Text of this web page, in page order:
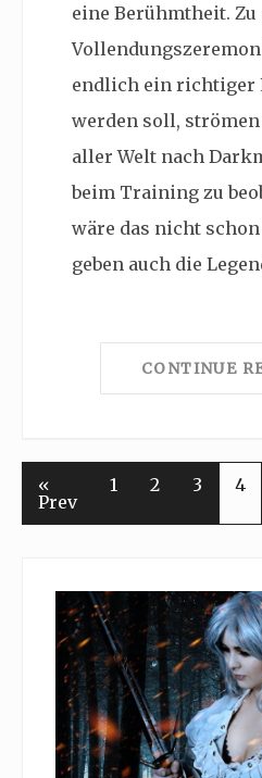
eine Berühmtheit. Zu
endlich ein richtiger
werden soll, strömen
aller Welt nach
beim Training zu
wäre das nicht
geben auch die
CONTINUE
«
Prev
1 2 3 4